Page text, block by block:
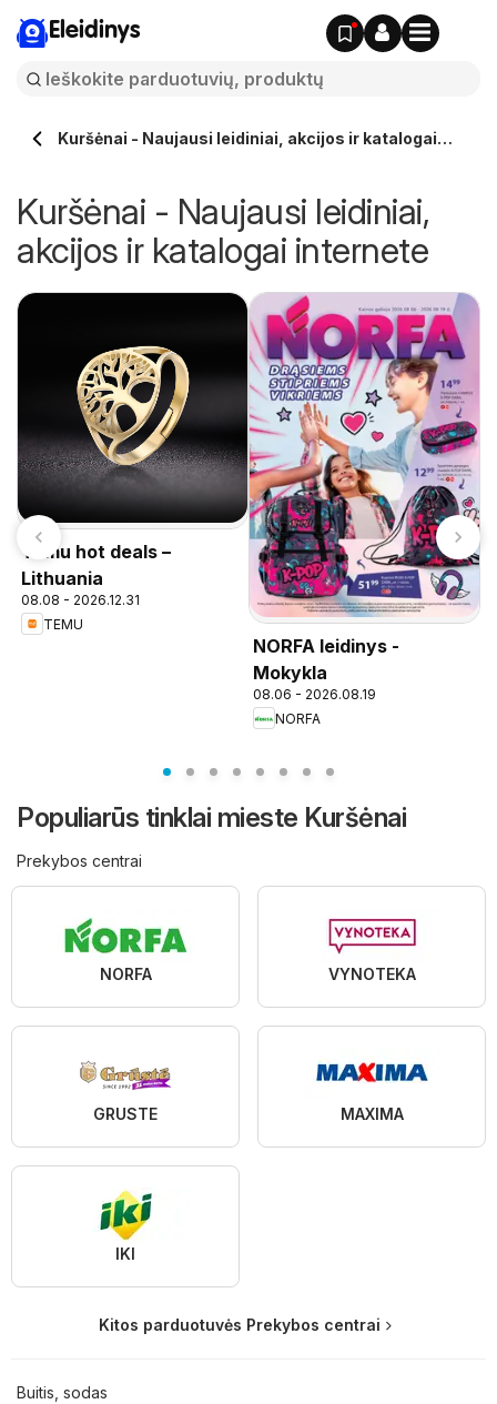
Eleidinys
Kuršėnai - Naujausi leidiniai, akcijos ir katalogai
Kuršėnai - Naujausi leidiniai,
akcijos ir katalogai internete
Temu hot deals –
Lithuania
08.08 - 2026.12.31
TEMU
NORFA leidinys -
Mokykla
08.06 - 2026.08.19
NORFA
Populiarūs tinklai mieste Kuršėnai
Prekybos centrai
NORFA VYNOTEKA
GRUSTE MAXIMA
IKI
Kitos parduotuvės Prekybos centrai
Buitis, sodas